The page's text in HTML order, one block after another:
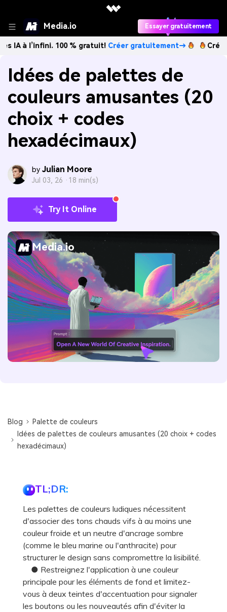
Media.io Essayer gratuitement
100 % gratuit!Créer gratuitement→ Créez des
Idées de palettes de
couleurs amusantes (20
choix + codes
hexadécimaux)
by Julian Moore
Jul 03, 26 · 18 min(s)
Try It Online
Media.io
Blog
Palette de couleurs
Idées de palettes de couleurs amusantes (20 choix + codes
hexadécimaux)
TL;DR:
Les palettes de couleurs ludiques nécessitent
d'associer des tons chauds vifs à au moins une
couleur froide et un neutre d'ancrage sombre
(comme le bleu marine ou l'anthracite) pour
structurer le design sans compromettre la lisibilité.
● Restreignez l'application à une couleur
principale pour les éléments de fond et limitez-
vous à deux teintes d'accentuation pour signaler
les boutons ou les nouveautés afin d'éviter la